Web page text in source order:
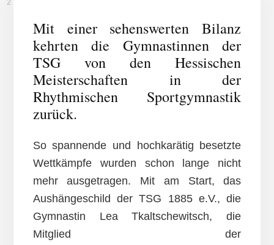
21. MÄRZ 2016
Mit einer sehenswerten Bilanz
kehrten die Gymnastinnen der
TSG von den Hessischen
Meisterschaften in der
Rhythmischen Sportgymnastik
zurück.
So spannende und hochkarätig besetzte
Wettkämpfe wurden schon lange nicht
mehr ausgetragen. Mit am Start, das
Aushängeschild der TSG 1885 e.V., die
Gymnastin Lea Tkaltschewitsch, die
Mitglied der